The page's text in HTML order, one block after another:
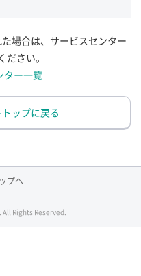
場合は、サービスセンター
ださい。
ター一覧
ップに戻る
プへ
Rights Reserved.